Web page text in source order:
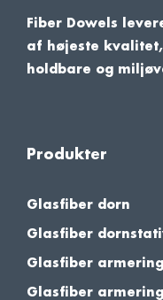
Fiber Dowels
af højeste
holdbare og
Produkter
Glasfiber dorn
Glasfiber
Glasfiber armering
Glasfiber